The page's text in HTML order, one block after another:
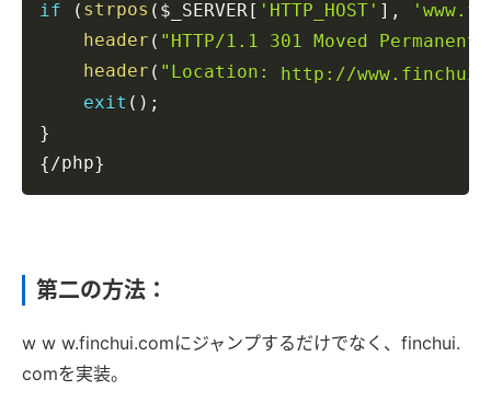
if
( strpos ( $_SERVER [ 'HTTP_HOST' ] ,
header ( "HTTP/1.1 301 Moved
header ( "Location: http://
exit ( ) ;
}
{ /php}
第二の方法：
w w w.finchui.comにジャンプするだけでなく、finchui.
comを実装。